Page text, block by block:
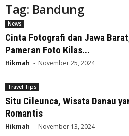
Tag: Bandung
News
Cinta Fotografi dan Jawa
Pameran Foto Kilas...
Hikmah - November 25, 2024
Travel Tips
Situ Cileunca, Wisata Danau
Romantis
Hikmah - November 13, 2024